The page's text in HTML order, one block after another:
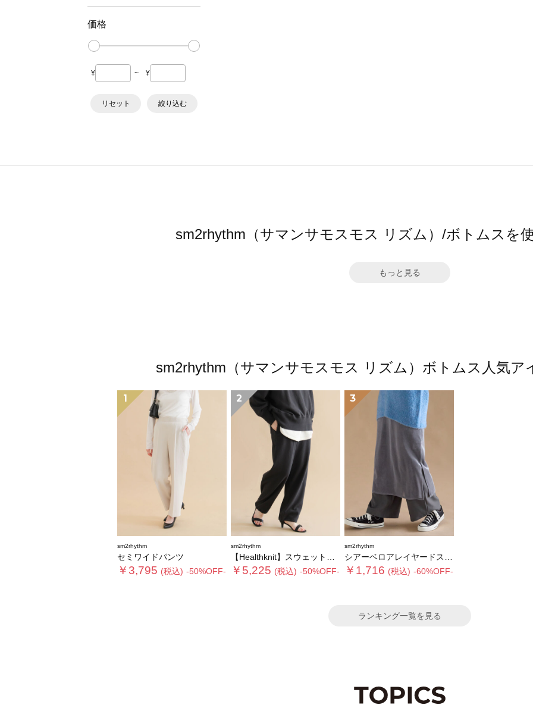
価格
¥ ~ ¥
リセット 絞り込む
sm2rhythm（サマンサモスモス リズム）/ボトムスを
もっと見る
sm2rhythm（サマンサモスモス リズム）ボトムス人気ア
1
sm2rhythm
セミワイドパンツ
￥3,795 (税込) -50%OFF-
2
sm2rhythm
【Healthknit】スウェットパンツ
￥5,225 (税込) -50%OFF-
3
sm2rhythm
シアーベロアレイヤードスカート
￥1,716 (税込) -60%OFF-
ランキング一覧を見る